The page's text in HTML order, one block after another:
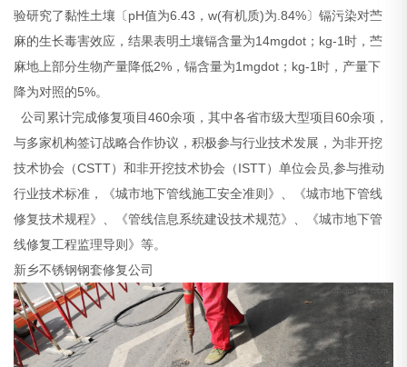
验研究了黏性土壤〔pH值为6.43，w(有机质)为.84%〕镉污染对苎
麻的生长毒害效应，结果表明土壤镉含量为14mgdot；kg-1时，苎
麻地上部分生物产量降低2%，镉含量为1mgdot；kg-1时，产量下
降为对照的5%。
公司累计完成修复项目460余项，其中各省市级大型项目60余项，
与多家机构签订战略合作协议，积极参与行业技术发展，为非开挖
技术协会（CSTT）和非开挖技术协会（ISTT）单位会员,参与推动
行业技术标准，《城市地下管线施工安全准则》、《城市地下管线
修复技术规程》、《管线信息系统建设技术规范》、《城市地下管
线修复工程监理导则》等。
新乡不锈钢钢套修复公司